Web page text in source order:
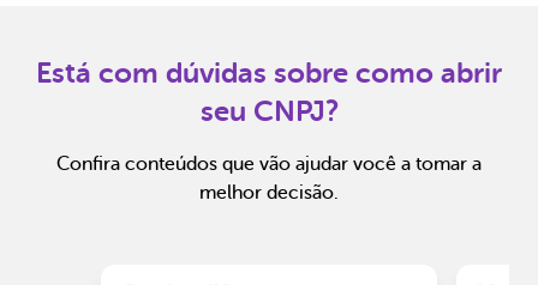
Está com dúvidas sobre como abrir
seu CNPJ?
Confira conteúdos que vão ajudar você a tomar a
melhor decisão.